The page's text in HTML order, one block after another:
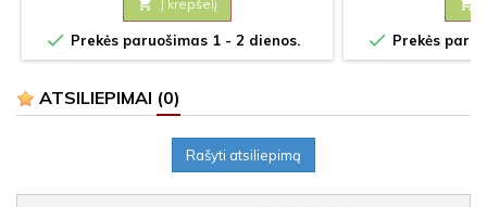
 Į krepšelį
 Prekės paruošimas 1 - 2 dienos.

 Prekės
ATSILIEPIMAI (0)
Rašyti atsiliepimą